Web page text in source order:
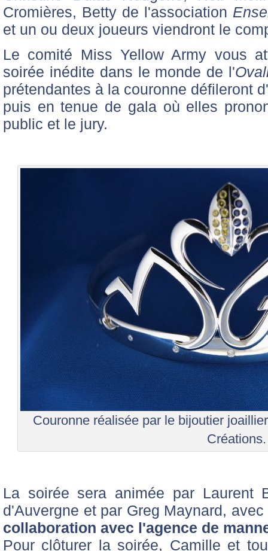
Cromières, Betty de l'association
et un ou deux joueurs viendront le
Le comité Miss Yellow Army vous
soirée inédite dans le monde de l'
prétendantes à la couronne défileront
puis en tenue de gala où elles
public et le jury.
Couronne réalisée par le bijoutier
Créations.
La soirée sera animée par Laurent
d'Auvergne et par Greg Maynard,
collaboration avec l'agence de
Pour clôturer la soirée, Camille et